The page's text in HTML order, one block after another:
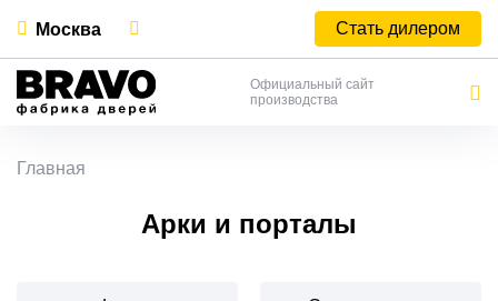
Москва Стать дилером
Официальный сайт
производства
Главная
Арки и порталы